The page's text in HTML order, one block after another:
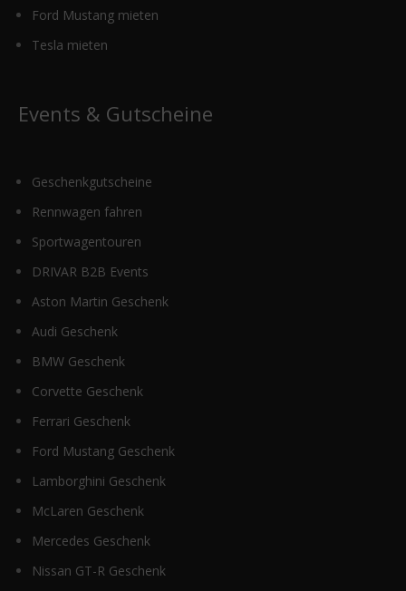
Ford Mustang mieten
Tesla mieten
Events & Gutscheine
Geschenkgutscheine
Rennwagen fahren
Sportwagentouren
DRIVAR B2B Events
Aston Martin Geschenk
Audi Geschenk
BMW Geschenk
Corvette Geschenk
Ferrari Geschenk
Ford Mustang Geschenk
Lamborghini Geschenk
McLaren Geschenk
Mercedes Geschenk
Nissan GT-R Geschenk